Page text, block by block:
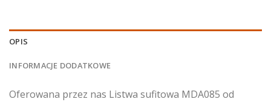
OPIS
INFORMACJE DODATKOWE
Oferowana przez nas Listwa sufitowa MDA085 od